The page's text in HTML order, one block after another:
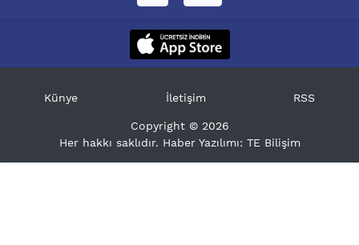
Künye İletişim RSS
Copyright © 2026
Her hakkı saklıdır. Haber Yazılımı: TE Bilişim